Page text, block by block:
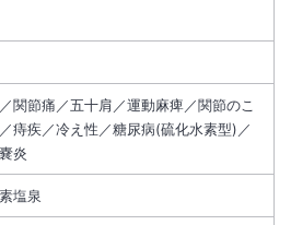
関節痛／五十肩／運動麻痺／関節のこ
痔疾／冷え性／糖尿病(硫化水素型)／
炎
塩泉